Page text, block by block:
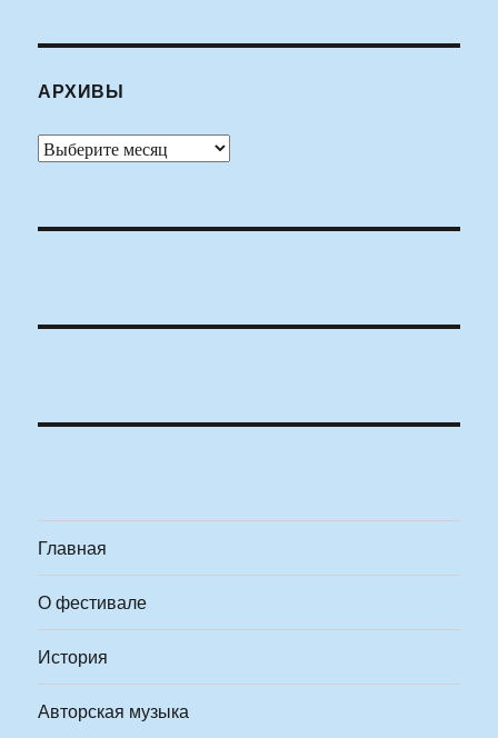
АРХИВЫ
Архивы
Главная
О фестивале
История
Авторская музыка